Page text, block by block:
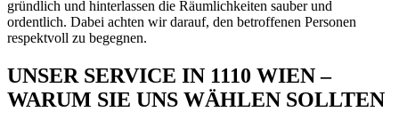
gründlich und hinterlassen die Räumlichkeiten sauber und
ordentlich. Dabei achten wir darauf, den betroffenen Personen
respektvoll zu begegnen.
UNSER SERVICE IN 1110 WIEN –
WARUM SIE UNS WÄHLEN SOLLTEN